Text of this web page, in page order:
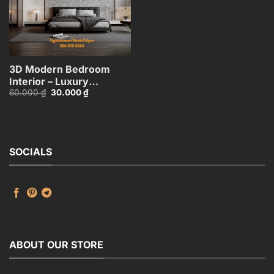
3D Modern Bedroom
Interior – Luxury
Minimalist
60.000₫ Giá
30.000₫Giá
hiện
SOCIALS
ABOUT OUR STORE